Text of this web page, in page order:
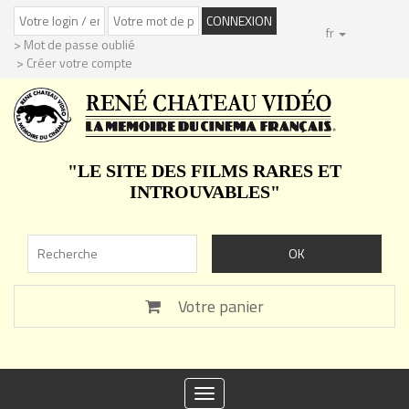
> Mot de passe oublié
> Créer votre compte
fr
"LE SITE DES FILMS RARES ET
INTROUVABLES"
Votre panier
Toggle